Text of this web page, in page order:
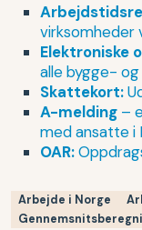
virksomheder
Elektroniske
alle bygge-
Skattekort:
A-melding –
med ansatte i
OAR:
Arbejde i Norge